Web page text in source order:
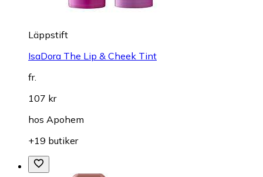
Läppstift
IsaDora The Lip & Cheek Tint
fr.
107 kr
hos Apohem
+19 butiker